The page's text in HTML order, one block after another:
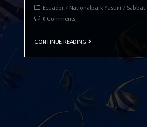
Ecuador / Nationalpark Yasuní /
0 Comments
CONTINUE READING